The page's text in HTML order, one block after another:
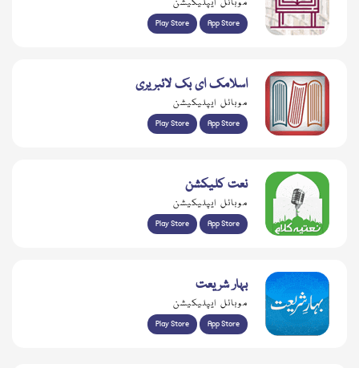
موبائل ایپلیکیشن
Play Store App Store
اسلامک ای بک لائبریری
موبائل ایپلیکیشن
Play Store App Store
نعت کلیکشن
موبائل ایپلیکیشن
Play Store App Store
بہار شریعت
موبائل ایپلیکیشن
Play Store App Store